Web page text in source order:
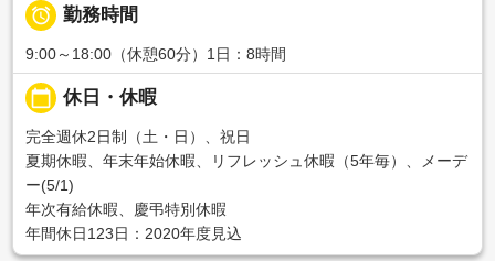
 勤務時間
9:00～18:00（休憩60分）1日：8時間
calendar_today 休日・休暇
完全週休2日制（土・日）、祝日
夏期休暇、年末年始休暇、リフレッシュ休暇（5年毎）、メーデ
ー(5/1)
年次有給休暇、慶弔特別休暇
年間休日123日：2020年度見込